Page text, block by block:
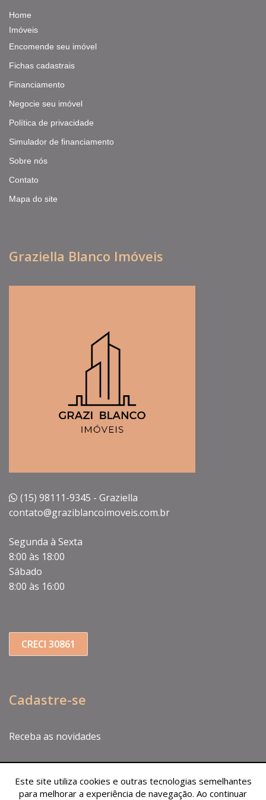
Home
Imóveis
Encomende seu imóvel
Fichas cadastrais
Financiamento
Negocie seu imóvel
Política de privacidade
Simulador de financiamento
Sobre nós
Contato
Mapa do site
Graziella Blanco Imóveis
(15) 98111-9345 - Graziella
contato@graziblancoimoveis.com.br
Segunda à Sexta
8:00 às 18:00
Sábado
8:00 às 16:00
CRECI 30861
Cadastre-se
Receba as novidades
Este site utiliza cookies e outras tecnologias semelhantes
para melhorar a experiência de navegação. Ao continuar